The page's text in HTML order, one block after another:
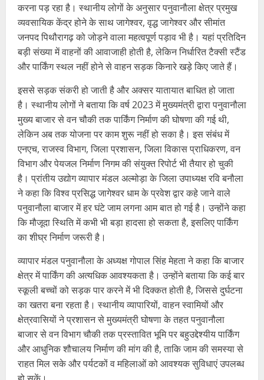
करना पड़ रहा है। स्थानीय लोगों के अनुसार पनुवानौला क्षेत्र प्रमुख
व्यवसायिक केंद्र होने के साथ जागेश्वर, वृद्ध जागेश्वर और सीमांत
जनपद पिथौरागढ़ को जोड़ने वाला महत्वपूर्ण पड़ाव भी है। यहां प्रतिदिन
बड़ी संख्या में वाहनों की आवाजाही होती है, लेकिन निर्धारित टैक्सी स्टैंड
और पार्किंग स्थल नहीं होने से वाहन सड़क किनारे खड़े किए जाते हैं।
इससे सड़क संकरी हो जाती है और अक्सर यातायात बाधित हो जाता
है। स्थानीय लोगों ने बताया कि वर्ष 2023 में मुख्यमंत्री द्वारा पनुवानौला
मुख्य बाजार से वन चौकी तक पार्किंग निर्माण की घोषणा की गई थी,
लेकिन अब तक योजना पर काम शुरू नहीं हो सका है। इस संबंध में
एनएच, राजस्व विभाग, जिला प्रशासन, जिला विकास प्राधिकरण, वन
विभाग और पेयजल निर्माण निगम की संयुक्त रिपोर्ट भी तैयार हो चुकी
है। प्रांतीय उद्योग व्यापार मंडल अल्मोड़ा के जिला उपाध्यक्ष रवि बनौला
ने कहा कि विश्व प्रसिद्ध जागेश्वर धाम के प्रवेश द्वार कहे जाने वाले
पनुवानौला बाजार में हर घंटे जाम लगना आम बात हो गई है। उन्होंने कहा
कि मौजूदा स्थिति में कभी भी बड़ा हादसा हो सकता है, इसलिए पार्किंग
का शीघ्र निर्माण जरूरी है।
व्यापार मंडल पनुवानौला के अध्यक्ष गोपाल सिंह मेहता ने कहा कि बाजार
क्षेत्र में पार्किंग की अत्यधिक आवश्यकता है। उन्होंने बताया कि कई बार
स्कूली बच्चों को सड़क पार करने में भी दिक्कत होती है, जिससे दुर्घटना
का खतरा बना रहता है। स्थानीय व्यापारियों, वाहन स्वामियों और
क्षेत्रवासियों ने प्रशासन से मुख्यमंत्री घोषणा के तहत पनुवानौला
बाजार से वन विभाग चौकी तक प्रस्तावित भूमि पर बहुउद्देश्यीय पार्किंग
और आधुनिक शौचालय निर्माण की मांग की है, ताकि जाम की समस्या से
राहत मिल सके और पर्यटकों व महिलाओं को आवश्यक सुविधाएं उपलब्ध